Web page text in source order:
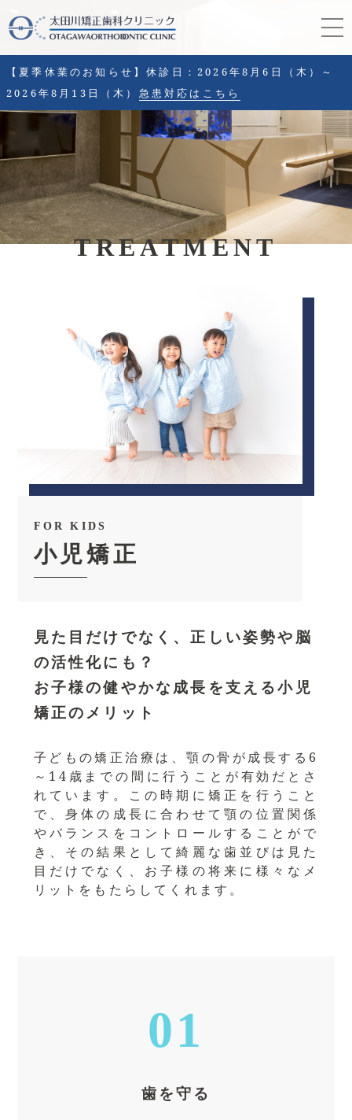
【夏季休業のお知らせ】休診日：2026年8月6日（木）～
2026年8月13日（木） 急患対応はこちら
TREATMENT
FOR KIDS
小児矯正
見た目だけでなく、正しい姿勢や脳
の活性化にも？
お子様の健やかな成長を支える小児
矯正のメリット
子どもの矯正治療は、顎の骨が成長する6
～14歳までの間に行うことが有効だとさ
れています。この時期に矯正を行うこと
で、身体の成長に合わせて顎の位置関係
やバランスをコントロールすることがで
き、その結果として綺麗な歯並びは見た
目だけでなく、お子様の将来に様々なメ
リットをもたらしてくれます。
01
歯を守る